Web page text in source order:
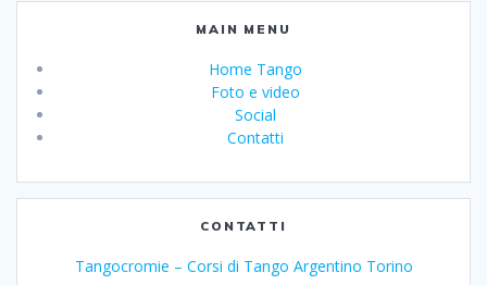
MAIN MENU
Home Tango
Foto e video
Social
Contatti
CONTATTI
Tangocromie – Corsi di Tango Argentino Torino